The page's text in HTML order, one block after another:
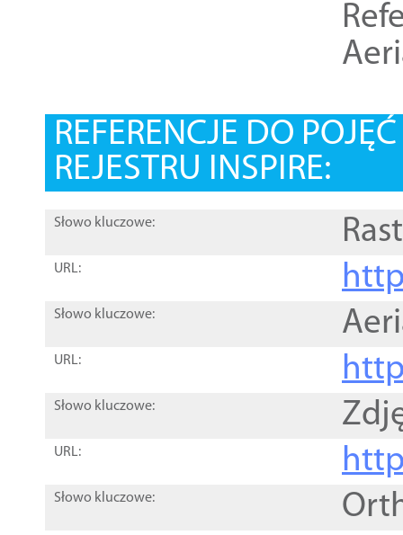
REFERENCJE DO
REJESTRU INSPIRE:
Słowo kluczowe:
URL:
Słowo kluczowe:
URL:
Słowo kluczowe:
URL:
Słowo kluczowe: